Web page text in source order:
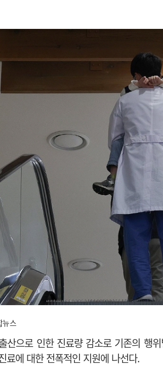
뉴스
산으로 인한 진료량 감소로 기존의 행
료에 대한 전폭적인 지원에 나선다.